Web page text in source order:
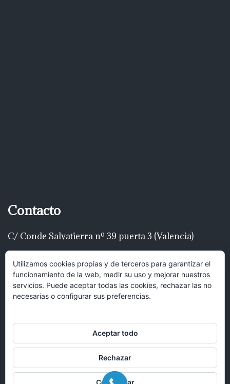
Contacto
C/ Conde Salvatierra nº 39 puerta 3 (Valencia)
Telf: 616 22 00 22
luispascualrodríguez@gmail.com
recibirás una respuesta lo antes posible.
Abrir chat
Utilizamos cookies propias y de terceros para garantizar el
funcionamiento de la web, medir su uso y mejorar nuestros
servicios. Puede aceptar todas las cookies, rechazar las no
necesarias o configurar sus preferencias.
Aceptar todo
Rechazar
Configurar